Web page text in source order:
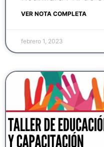
VER NOTA COMPLETA
febrero 1, 2023